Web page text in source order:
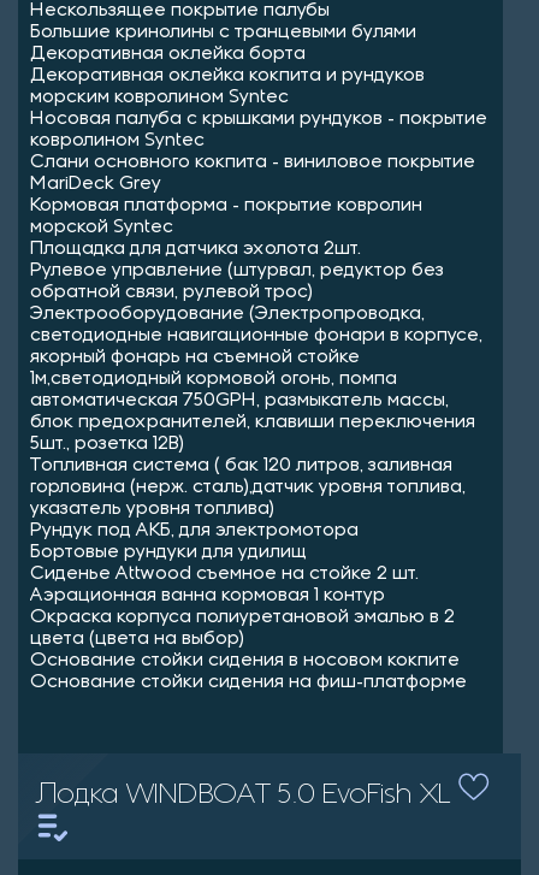
Нескользящее покрытие палубы
Большие кринолины с транцевыми булями
Декоративная оклейка борта
Декоративная оклейка кокпита и рундуков
морским ковролином Syntec
Носовая палуба с крышками рундуков - покрытие
ковролином Syntec
Слани основного кокпита - виниловое покрытие
MariDeck Grey
Кормовая платформа - покрытие ковролин
морской Syntec
Площадка для датчика эхолота 2шт.
Рулевое управление (штурвал, редуктор без
обратной связи, рулевой трос)
Электрооборудование (Электропроводка,
светодиодные навигационные фонари в корпусе,
якорный фонарь на съемной стойке
1м,светодиодный кормовой огонь, помпа
автоматическая 750GPH, размыкатель массы,
блок предохранителей, клавиши переключения
5шт., розетка 12В)
Топливная система ( бак 120 литров, заливная
горловина (нерж. сталь),датчик уровня топлива,
указатель уровня топлива)
Рундук под АКБ, для электромотора
Бортовые рундуки для удилищ
Сиденье Attwood съемное на стойке 2 шт.
Аэрационная ванна кормовая 1 контур
Окраска корпуса полиуретановой эмалью в 2
цвета (цвета на выбор)
Основание стойки сидения в носовом кокпите
Основание стойки сидения на фиш-платформе
Лодка WINDBOAT 5.0 EvoFish XL